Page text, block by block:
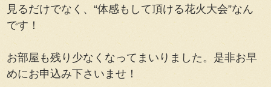
見るだけでなく、“体感もして頂ける花火大会”なん
です！
お部屋も残り少なくなってまいりました。是非お早
めにお申込み下さいませ！